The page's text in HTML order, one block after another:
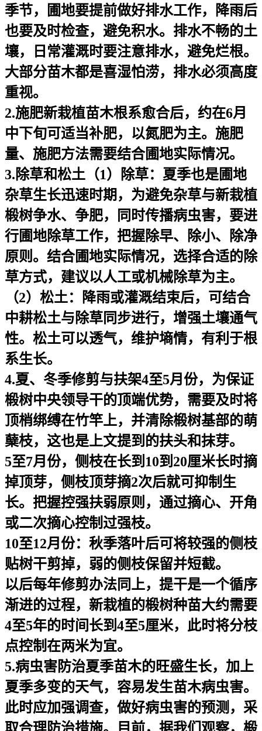
季节，圃地要提前做好排水工作，降雨后
也要及时检查，避免积水。排水不畅的土
壤，日常灌溉时要注意排水，避免烂根。
大部分苗木都是喜湿怕涝，排水必须高度
重视。
2.施肥新栽植苗木根系愈合后，约在6月
中下旬可适当补肥，以氮肥为主。施肥
量、施肥方法需要结合圃地实际情况。
3.除草和松土（1）除草：夏季也是圃地
杂草生长迅速时期，为避免杂草与新栽植
椴树争水、争肥，同时传播病虫害，要进
行圃地除草工作，把握除早、除小、除净
原则。结合圃地实际情况，选择合适的除
草方式，建议以人工或机械除草为主。
（2）松土：降雨或灌溉结束后，可结合
中耕松土与除草同步进行，增强土壤通气
性。松土可以透气，维护墒情，有利于根
系生长。
4.夏、冬季修剪与扶架4至5月份，为保证
椴树中央领导干的顶端优势，需要及时将
顶梢绑缚在竹竿上，并清除椴树基部的萌
蘖枝，这也是上文提到的扶头和抹芽。
5至7月份，侧枝在长到10到20厘米长时摘
掉顶芽，侧枝顶芽摘2次后就可抑制生
长。把握控强扶弱原则，通过摘心、开角
或二次摘心控制过强枝。
10至12月份：秋季落叶后可将较强的侧枝
贴树干剪掉，弱的侧枝保留并短截。
以后每年修剪办法同上，提干是一个循序
渐进的过程，新栽植的椴树种苗大约需要
4至5年的时间长到4至5厘米，此时将分枝
点控制在两米为宜。
5.病虫害防治夏季苗木的旺盛生长，加上
夏季多变的天气，容易发生苗木病虫害。
此时应加强调查，做好病虫害的预测，采
取合理防治措施。目前，据我们观察，椴